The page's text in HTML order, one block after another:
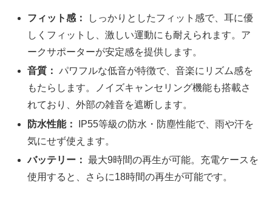
フィット感：
しっかりとしたフィット感で、耳に優
しくフィットし、激しい運動にも耐えられます。ア
ークサポーターが安定感を提供します。
音質： パワフルな低音が特徴で、音楽にリズム感を
もたらします。ノイズキャンセリング機能も搭載さ
れており、外部の雑音を遮断します。
防水性能：
IP55等級の防水・防塵性能で、雨や汗を
気にせず使えます。
バッテリー： 最大9時間の再生が可能。充電ケースを
使用すると、さらに18時間の再生が可能です。